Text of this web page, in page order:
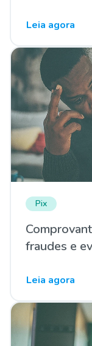
Leia agora
Pix
fraudes e
Leia agora